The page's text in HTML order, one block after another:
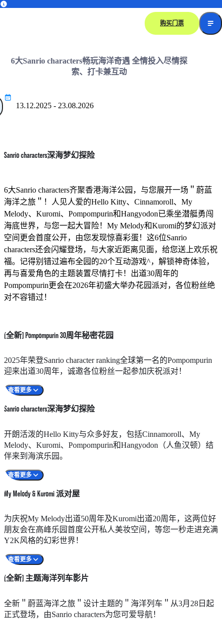
购买门票
香港海洋公园 x Sanrio characters –＂蔚蓝海洋之旅＂惊喜联
6大Sanrio characters畅玩海洋奇遇 全情投入尽情探
索、打卡兼互动
13.12.2025 - 23.08.2026
Sanrio characters深海梦幻探险
6大Sanrio characters齐聚香港海洋公园，与您展开一场＂蔚蓝
海洋之旅＂！人见人爱的Hello Kitty、Cinnamoroll、My
Melody、Kuromi、Pompompurin和Hangyodon已乘坐潜艇勇闯
海底世界，与您一起大冒险！My Melody和Kuromi的梦幻派对
空间更会首度公开，由您发现惊喜彩蛋！这6位Sanrio
characters还会闪耀登场，与大家近距离见面，给您送上欢乐祝
福。记得别错过遍布全园的20个互动游戏^，解锁神奇体验，
再与喜爱角色的主题装置尽情打卡！出道30周年的
Pompompurin更会在2026年初盛大举办花园派对，各位粉丝绝
对不容错过！
[全新] Pompompurin 30周年秘密花园
2025年荣登Sanrio character ranking全球第一名的Pompompurin
迎来出道30周年，诚邀各位粉丝一起参加庆祝派对！
查看更多
2026年3月28日起，高峰乐园缆车站广场将化作他的秘密花
园，超巨型的2.5米高Pompompurin充气装置抢眼登场，以慵懒
的趴地造型等您来打卡！穿过花园拱门，以30周年为主题的花
泡！来到Pompompurin的翠绿小屋，当然要跟好友在门前留
影，您还可以在长椅跟Pompompurin坐在一起开心打卡，加上
花园不时吹出的泡泡，营造超绝梦幻感！
秘密花园特别增设＂Sanrio characters游园大作战＂2个全新互
动装置，记得用上您的＂Sanrio characters游园探险卡＂触发特
效，集齐全园神奇体验！
Sanrio characters深海梦幻探险
开朗活泼的Hello Kitty与众多好友，包括Cinnamoroll、My
Melody、Kuromi、Pompompurin和Hangyodon（人鱼汉顿）结
伴来到海滨乐园。
查看更多
准备展开神秘的海底探险！登上潜水艇前，首先为您的代表角
色选择造型和装备，海洋动物大使——海豚、角鹏及鲨鱼会带
您穿过水底光影隧道，与各Sanrio成员来到传说中的海底城
珠贝！集齐宝物后诚心许愿，就可以获得神奇力量漫游海洋，
还可以邂逅不可思议的海洋生物，令城镇重现缤纷色彩！到了
旅程尾声，别忘了与您的Sanrio探险搭档合影留念！
My Melody & Kuromi 派对屋
为庆祝My Melody出道50周年及Kuromi出道20周年，这两位好
朋友会在高峰乐园首度公开私人美妆空间，等您一秒走进充满
Y2K风格的幻彩世界！
查看更多
从粉色和紫色主题的化妆桌、复古电视机到可爱的角色造型沙
发，处处都是满载惊喜的绝佳打卡点，充满少女氛围感！来到
[全新] 主题海洋列车影片
全新＂蔚蓝海洋之旅＂设计主题的＂海洋列车＂从3月28日起
正式登场，由Sanrio characters为您可爱导航！